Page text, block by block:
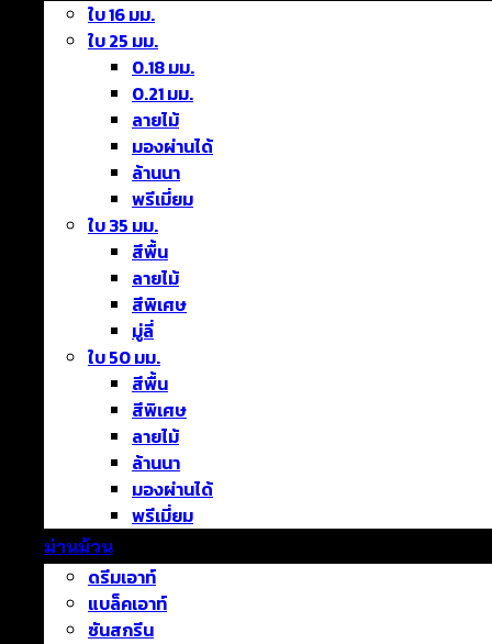
ใบ 16 มม.
ใบ 25 มม.
0.18 มม.
0.21 มม.
ลายไม้
มองผ่านได้
ล้านนา
พรีเมี่ยม
ใบ 35 มม.
สีพื้น
ลายไม้
สีพิเศษ
มู่ลี่
ใบ 50 มม.
สีพื้น
สีพิเศษ
ลายไม้
ล้านนา
มองผ่านได้
พรีเมี่ยม
ม่านม้วน
ดรีมเอาท์
แบล็คเอาท์
ซันสกรีน